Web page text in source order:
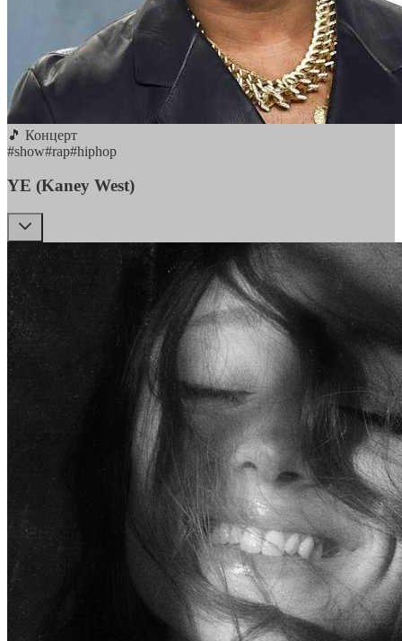
🎵 Концерт
#show#rap#hiphop
YE (Kaney West)